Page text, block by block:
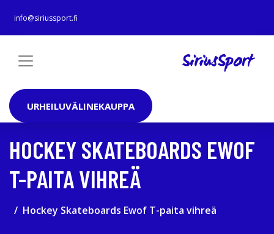
info@siriussport.fi
URHEILUVÄLINEKAUPPA
HOCKEY SKATEBOARDS EWOF
T-PAITA VIHREÄ
Hockey Skateboards Ewof T-paita vihreä